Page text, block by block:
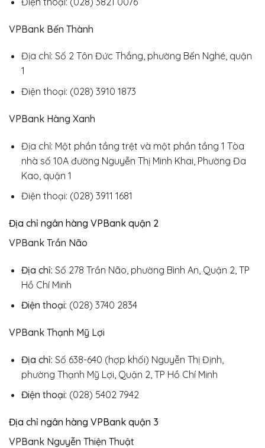
VPBank Bến Thành
Địa chỉ: Số 2 Tôn Đức Thắng, phường Bến Nghé, quận
1
Điện thoại: (028) 3910 1873
VPBank Hàng Xanh
Địa chỉ: Một phần tầng trệt và một phần tầng 1 Tòa
nhà số 10A đường Nguyễn Thị Minh Khai, Phường Đa
Kao, quận 1
Điện thoại: (028) 3911 1681
Địa chỉ ngân hàng VPBank quận 2
VPBank Trần Não
Địa chỉ: Số 278 Trần Não, phường Bình An, Quận 2, TP
Hồ Chí Minh
Điện thoại: (028) 3740 2834
VPBank Thạnh Mỹ Lợi
Địa chỉ: Số 638-640 (hợp khối) Nguyễn Thị Định,
phường Thạnh Mỹ Lợi, Quận 2, TP Hồ Chí Minh
Điện thoại: (028) 5402 7942
Địa chỉ ngân hàng VPBank quận 3
VPBank Nguyễn Thiện Thuật